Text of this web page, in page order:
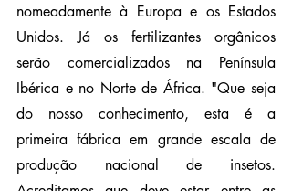
nomeadamente à Europa e os Estados
Unidos. Já os fertilizantes orgânicos
serão comercializados na Península
Ibérica e no Norte de África. "Que seja
do nosso conhecimento, esta é a
primeira fábrica em grande escala de
produção nacional de insetos.